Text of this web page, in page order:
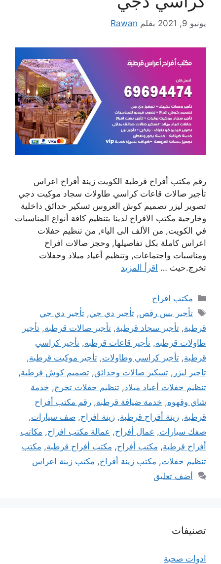
يونيو 9, 2021 بقلم Rawan
رقم مكتب أفراح قرطبة الكويت زينة أفراح اعراس
تأجير صالات قاعات كراسي طاولات سجاد موكيت دجي
تصوير ليزر تصميم كوش العروس تسكير حدائق داخلية
وخارجية مكتب الافراح لدينا بتنظيم كافة أنواع المناسبات
في الكويت, من الألف الى الياء, من تنظيم حفلات
اعراس كاملة بكل تفاصيلها, وحجز صالات افراح
ومناسبات واجتماعات, وتنظيم أعياد ميلاد وحفلات
تخرج.حيث … اقرأ المزيد
التصنيفات
مكتب افراح
الوسوم
تأجير بس رقص,تأجير دي جي,تأجير دي جي
قرطبة, تأجير سجاد قرطبة, تأجير صالات قرطبة, تأجير
طاولات قرطبة, تأجير قاعات قرطبة, تأجير كراسي
قرطبة, تأجير كراسي وطاولات, تأجير موكيت قرطبة,
تاجير ليزر , تسكير صالات وحدائق, تصميم كوش قرطبة,
تنظيم حفلات أعياد ميلاد, تنظيم حفلات تخرج, خدمة
شاي وقهوه, خدمة ضيافة قرطبة, رقم مكتب أفراح
قرطبة, زينة أفراح قرطبة, زينة افراح, صف سيارات,
صفك سيارات, عمال أفراح, عمالة مكتب افراح, مكاتب
أفراح قرطبة, مكتب أفراح, مكتب أفراح قرطبة, مكتب
تنظيم حفلات, مكتب زينة أفراح, مكتب زينة اعراس
أضف تعليق
تصنيفات
ادوات صحية